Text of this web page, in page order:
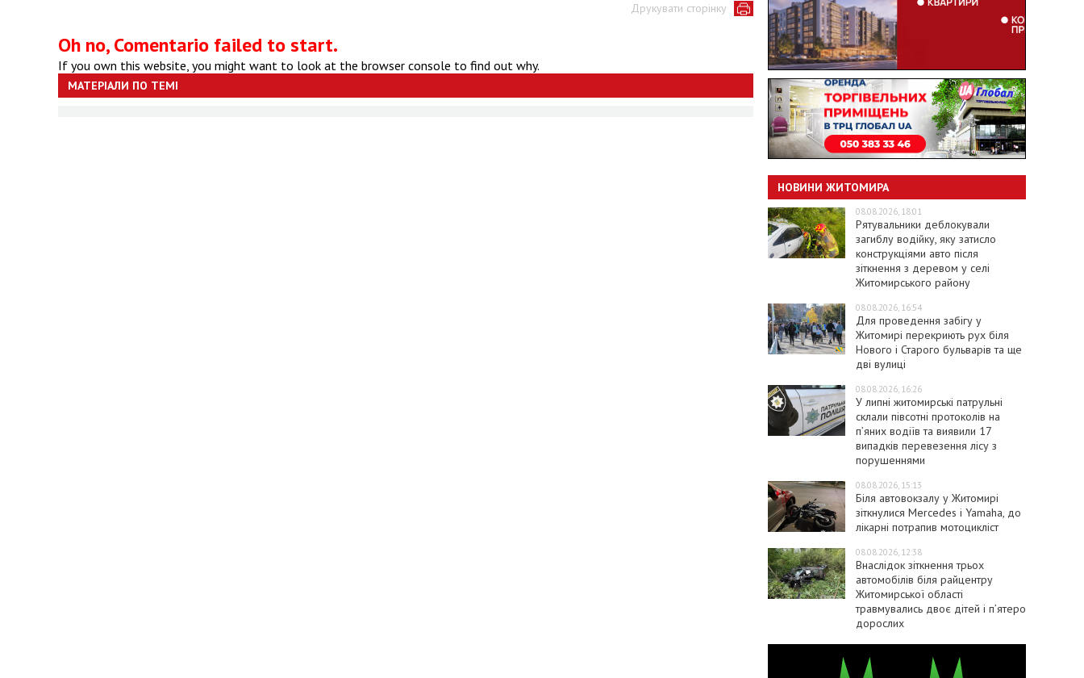
Друкувати сторінку
Oh no, Comentario failed to start.
If you own this website, you might want to look at the browser console to find out why.
МАТЕРІАЛИ ПО ТЕМІ
НОВИНИ ЖИТОМИРА
08.08.2026, 18:01
Рятувальники деблокували
загиблу водійку, яку затисло
конструкціями авто після
зіткнення з деревом у селі
Житомирського району
08.08.2026, 16:54
Для проведення забігу у
Житомирі перекриють рух біля
Нового і Старого бульварів та ще
дві вулиці
08.08.2026, 16:26
У липні житомирські патрульні
склали півсотні протоколів на
пʼяних водіїв та виявили 17
випадків перевезення лісу з
порушеннями
08.08.2026, 15:13
Біля автовокзалу у Житомирі
зіткнулися Mercedes і Yamaha, до
лікарні потрапив мотоцикліст
08.08.2026, 12:38
Внаслідок зіткнення трьох
автомобілів біля райцентру
Житомирської області
травмувались двоє дітей і пʼятеро
дорослих